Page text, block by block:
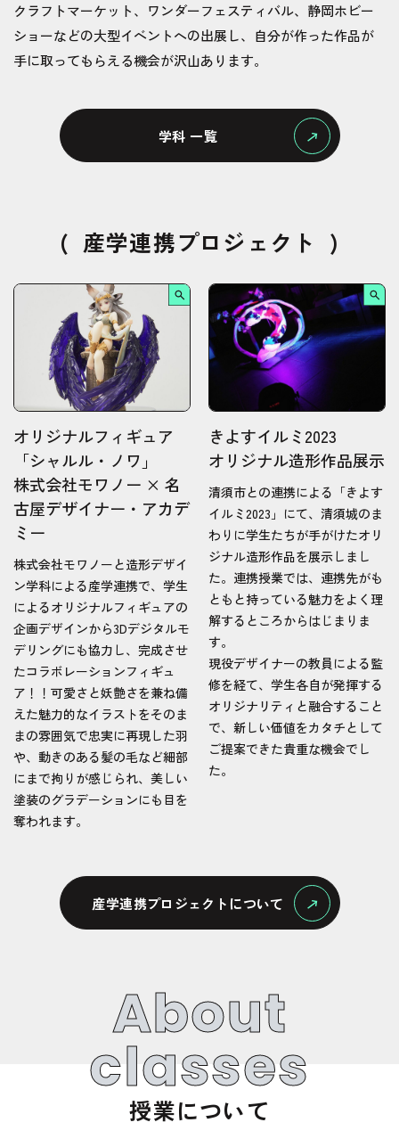
クラフトマーケット、ワンダーフェスティバル、静岡ホビー
ショーなどの大型イベントへの出展し、自分が作った作品が
手に取ってもらえる機会が沢山あります。
学科 一覧
( 産学連携プロジェクト )
オリジナルフィギュア
「シャルル・ノワ」
株式会社モワノー × 名
古屋デザイナー・アカデ
ミー
株式会社モワノーと造形デザイ
ン学科による産学連携で、学生
によるオリジナルフィギュアの
企画デザインから3Dデジタルモ
デリングにも協力し、完成させ
たコラボレーションフィギュ
ア！！可愛さと妖艶さを兼ね備
えた魅力的なイラストをそのま
まの雰囲気で忠実に再現した羽
や、動きのある髪の毛など細部
にまで拘りが感じられ、美しい
塗装のグラデーションにも目を
奪われます。
きよすイルミ2023
オリジナル造形作品展示
清須市との連携による「きよす
イルミ2023」にて、清須城のま
わりに学生たちが手がけたオリ
ジナル造形作品を展示しまし
た。連携授業では、連携先がも
ともと持っている魅力をよく理
解するところからはじまりま
す。
現役デザイナーの教員による監
修を経て、学生各自が発揮する
オリジナリティと融合すること
で、新しい価値をカタチとして
ご提案できた貴重な機会でし
た。
産学連携プロジェクトについて
About
classes
授業について